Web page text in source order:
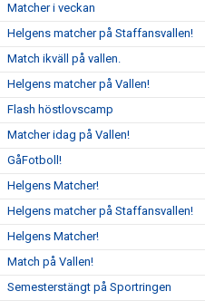
Matcher i veckan
Helgens matcher på Staffansvallen!
Match ikväll på vallen.
Helgens matcher på Vallen!
Flash höstlovscamp
Matcher idag på Vallen!
GåFotboll!
Helgens Matcher!
Helgens matcher på Staffansvallen!
Helgens Matcher!
Match på Vallen!
Semesterstängt på Sportringen